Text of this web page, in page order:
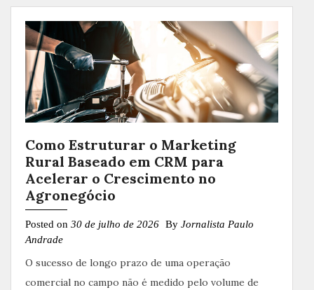
Como Estruturar o Marketing
Rural Baseado em CRM para
Acelerar o Crescimento no
Agronegócio
Posted on 30 de julho de 2026 By Jornalista Paulo
Andrade
O sucesso de longo prazo de uma operação
comercial no campo não é medido pelo volume de